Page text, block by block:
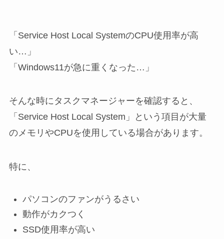
「Service Host Local SystemのCPU使用率が高
い…」
「Windows11が急に重くなった…」
そんな時にタスクマネージャーを確認すると、
「Service Host Local System」という項目が大量
のメモリやCPUを使用している場合があります。
特に、
パソコンのファンがうるさい
動作がカクつく
SSD使用率が高い